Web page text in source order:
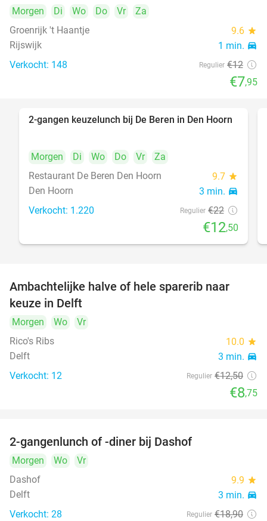
Morgen Di Wo Do Vr
Za
Groenrijk 't Haantje
9.6 star
Rijswijk 1 min. directions_car
Verkocht: 148 Regulier €12
€7,95
43%
2-gangen keuzelunch bij De Beren in Den Hoorn
Morgen Di Wo Do Vr
Za
Restaurant De Beren Den Hoorn
9.7 star
Den Hoorn 3 min. directions_car
Verkocht: 1.220 Regulier €22
€12,50
Ambachtelijke halve of hele sparerib naar
keuze in Delft
Morgen Wo
Vr
Rico's Ribs
10.0 star
Delft 3 min. directions_car
Verkocht: 12 Regulier €12,50
€8,75
2-gangenlunch of -diner bij Dashof
Morgen Wo
Vr
Dashof
9.9 star
Delft 3 min. directions_car
Verkocht: 28 Regulier €18,90